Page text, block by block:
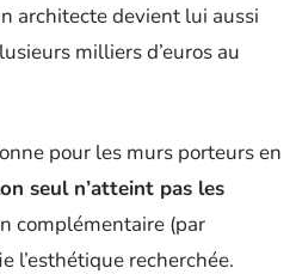
architecte devient lui aussi
milliers d’euros au
pour les murs porteurs en
seul n’atteint pas les
complémentaire (par
l’esthétique recherchée.